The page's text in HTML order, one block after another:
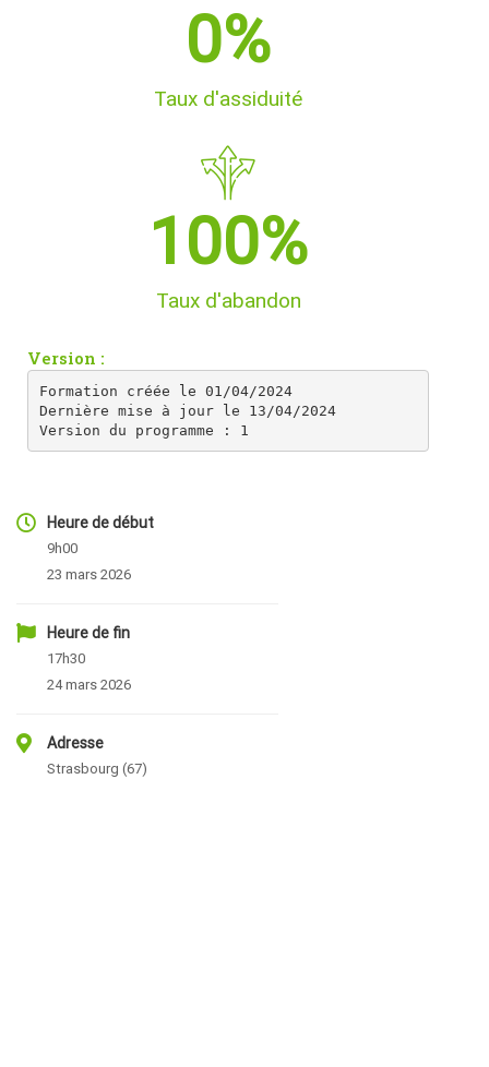
0%
Taux d'assiduité
100%
Taux d'abandon
Version :
Formation créée le 01/04/2024
Dernière mise à jour le 13/04/2024
Version du programme : 1
Heure de début
9h00
23 mars 2026
Heure de fin
17h30
24 mars 2026
Adresse
Strasbourg (67)